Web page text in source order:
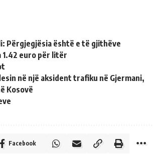
Përgjegjësia është e të gjithëve
1.42 euro për litër
në një aksident trafiku në Gjermani,
Kosovë
Facebook